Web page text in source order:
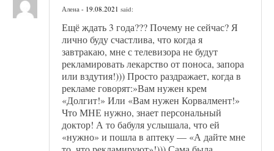
Алена - 19.08.2021 said:
Ещё ждать 3 года??? Почему не сейчас? Я
лично буду счастлива, что когда я
завтракаю, мне с телевизора не будут
рекламировать лекарство от поноса, запора
или вздутия!))) Просто раздражает, когда в
рекламе говорят:»Вам нужен крем
«Долгит!» Или «Вам нужен Корвалмент!»
Что МНЕ нужно, знает персональный
доктор! А то бабуля услышала, что ей
«нужно» и пошла в аптеку — «А дайте мне